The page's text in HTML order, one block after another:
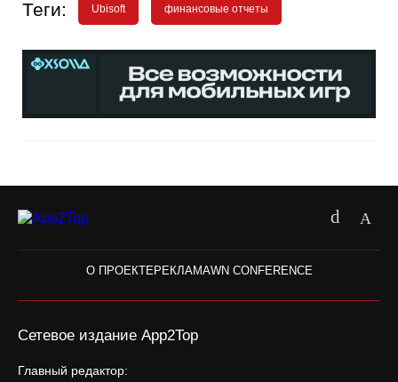
Теги: Ubisoft финансовые отчеты
О ПРОЕКТЕРЕКЛАМАWN CONFERENCE
Сетевое издание App2Top
Главный редактор: